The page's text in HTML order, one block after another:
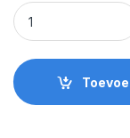
LED Magic Ball